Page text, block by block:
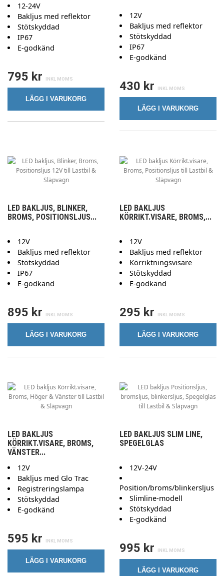
12-24V
Bakljus med reflektor
Stötskyddad
IP67
E-godkänd
795 kr
LÄGG I VARUKORG
12V
Bakljus med reflektor
Stötskyddad
IP67
E-godkänd
430 kr
LÄGG I VARUKORG
LED BAKLJUS, BLINKER,
BROMS, POSITIONSLJUS...
12V
Bakljus med reflektor
Stötskyddad
IP67
E-godkänd
895 kr
LÄGG I VARUKORG
LED BAKLJUS
KÖRRIKT.VISARE, BROMS,...
12V
Bakljus med reflektor
Körriktningsvisare
Stötskyddad
E-godkänd
295 kr
LÄGG I VARUKORG
LED BAKLJUS
KÖRRIKT.VISARE, BROMS,
VÄNSTER...
12V
Bakljus med Glo Trac
Registreringslampa
Stötskyddad
E-godkänd
595 kr
LÄGG I VARUKORG
LED BAKLJUS SLIM LINE,
SPEGELGLAS
12V-24V
Position/broms/blinkersljus
Slimline-modell
Stötskyddad
E-godkänd
995 kr
LÄGG I VARUKORG